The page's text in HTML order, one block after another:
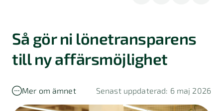
Om Fortnox
Karriär
Kontakt
Så gör ni lönetransparens
till ny affärsmöjlighet
Mer om ämnet Senast uppdaterad: 6 maj 2026